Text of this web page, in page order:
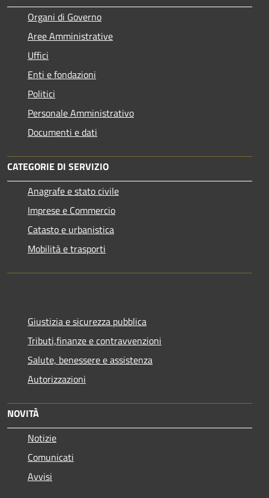
Organi di Governo
Aree Amministrative
Uffici
Enti e fondazioni
Politici
Personale Amministrativo
Documenti e dati
CATEGORIE DI SERVIZIO
Anagrafe e stato civile
Imprese e Commercio
Catasto e urbanistica
Mobilità e trasporti
Giustizia e sicurezza pubblica
Tributi,finanze e contravvenzioni
Salute, benessere e assistenza
Autorizzazioni
NOVITÀ
Notizie
Comunicati
Avvisi